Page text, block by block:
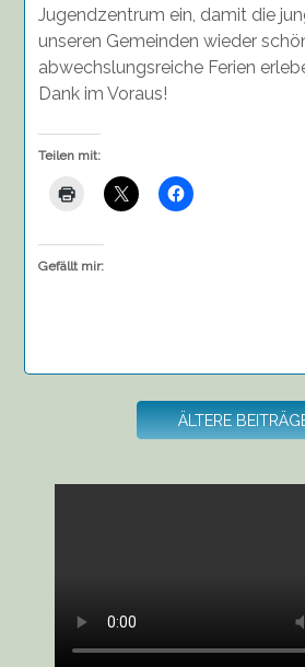
Jugendzentrum ein, damit die
unseren Gemeinden wieder
abwechslungsreiche Ferien
Dank im Voraus!
Teilen mit:
Gefällt mir:
Beitragsnavigation
ÄLTERE